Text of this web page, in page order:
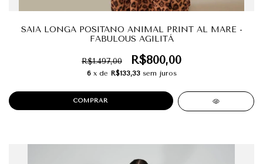
SAIA LONGA POSITANO ANIMAL PRINT AL MARE -
FABULOUS AGILITÁ
R$1.497,00 R$800,00
6 x de R$133,33 sem juros
COMPRAR